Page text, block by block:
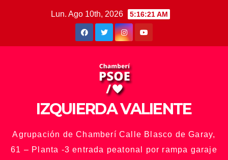
Lun. Ago 10th, 2026 5:16:23 AM
IZQUIERDA VALIENTE
Agrupación de Chamberí Calle Blasco de Garay,
61 – Planta -3 entrada peatonal por rampa garaje